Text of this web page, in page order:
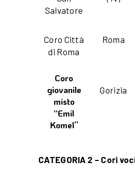
Salvatore
Coro Città
di Roma
Roma
Coro
giovanile
misto
“Emil
Komel”
Gorizia
CATEGORIA 2 – Cori